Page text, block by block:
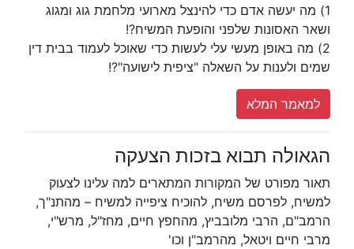
1) מה יעשה אדם כדי להינצל מארועי מלחמת גוג ומגוג
ושאר האסונות שלפני והופעת המשיח?!
2) מה באופן מעשי עלי לעשות כדי שאוכל לעמוד בבית דין
שמים ולענות על השאלה "ציפית לישועה"?!
למאמר המלא
הגאולה תבוא בזכות הצעקה
תאור מפורט של המקורות המתארים למה עלינו לצעוק
למשיח, לפרסם משיח, להוכיח ציפייה למשיח – מהתנ"ך,
הרמב"ם, הרבי מלובביץ, מהחפץ חיים, מחז"ל, מרש"י,
מרבי חיים ויטאל, מהרמב"ן וכו'